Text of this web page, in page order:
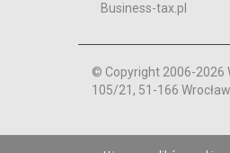
Business-tax.pl
© Copyright 2006-2026
105/21, 51-166 Wrocław